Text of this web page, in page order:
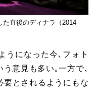
直後のディナラ（2014
うになった今､フォト
意見も多い｡一方で､
要とされるようにもな